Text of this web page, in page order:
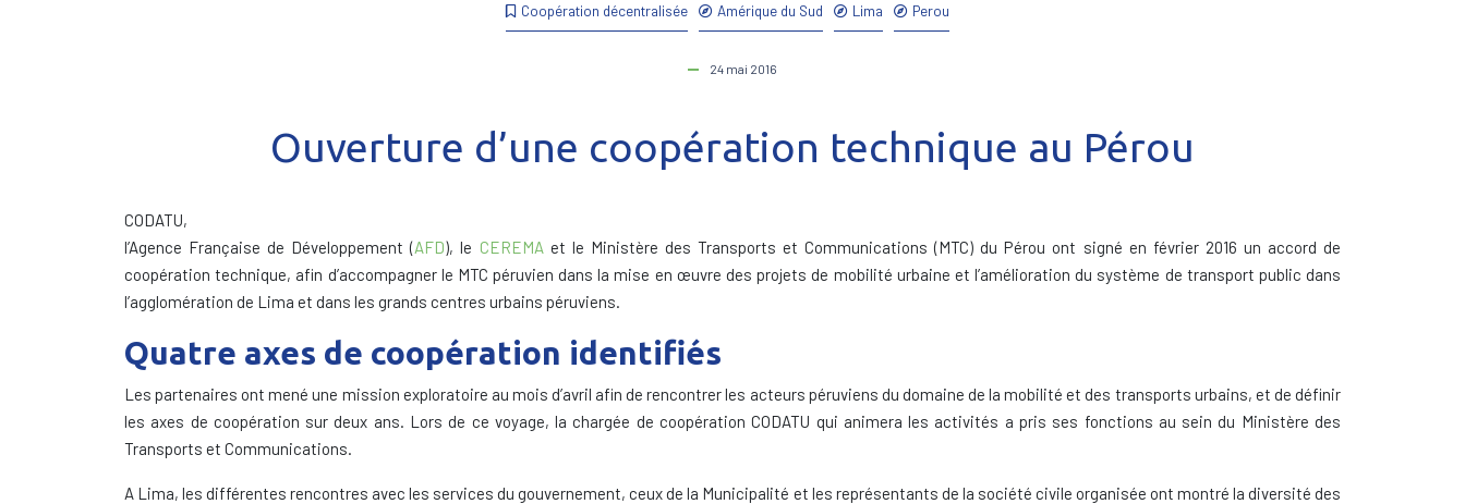
Coopération décentralisée Amérique du Sud Lima Perou
24 mai 2016
Ouverture d’une coopération technique au Pérou
CODATU,
l’Agence Française de Développement (AFD), le CEREMAet le Ministère des Transports et Communications (MTC) du Pérou ont signé en février 2016 un accord de
coopération technique, afin d’accompagner le MTC péruvien dans la mise en œuvre des projets de mobilité urbaine et l’amélioration du système de transport public dans
l’agglomération de Lima et dans les grands centres urbains péruviens.
Quatre axes de coopération identifiés
Les partenaires ont mené une mission exploratoire au mois d’avril afin de rencontrer les acteurs péruviens du domaine de la mobilité et des transports urbains, et de définir
les axes de coopération sur deux ans. Lors de ce voyage, la chargée de coopération CODATU qui animera les activités a pris ses fonctions au sein du Ministère des
Transports et Communications.
A Lima, les différentes rencontres avec les services du gouvernement, ceux de la Municipalité et les représentants de la société civile organisée ont montré la diversité des